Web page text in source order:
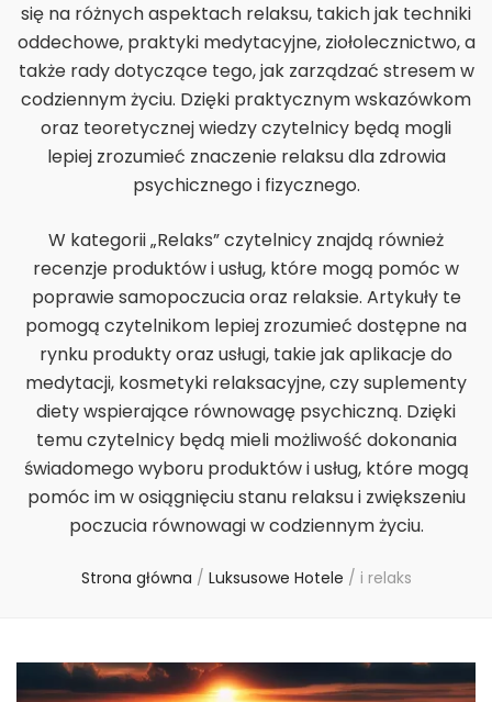
się na różnych aspektach relaksu, takich jak techniki
oddechowe, praktyki medytacyjne, ziołolecznictwo, a
także rady dotyczące tego, jak zarządzać stresem w
codziennym życiu. Dzięki praktycznym wskazówkom
oraz teoretycznej wiedzy czytelnicy będą mogli
lepiej zrozumieć znaczenie relaksu dla zdrowia
psychicznego i fizycznego.
W kategorii „Relaks” czytelnicy znajdą również
recenzje produktów i usług, które mogą pomóc w
poprawie samopoczucia oraz relaksie. Artykuły te
pomogą czytelnikom lepiej zrozumieć dostępne na
rynku produkty oraz usługi, takie jak aplikacje do
medytacji, kosmetyki relaksacyjne, czy suplementy
diety wspierające równowagę psychiczną. Dzięki
temu czytelnicy będą mieli możliwość dokonania
świadomego wyboru produktów i usług, które mogą
pomóc im w osiągnięciu stanu relaksu i zwiększeniu
poczucia równowagi w codziennym życiu.
Strona główna / Luksusowe Hotele / i relaks